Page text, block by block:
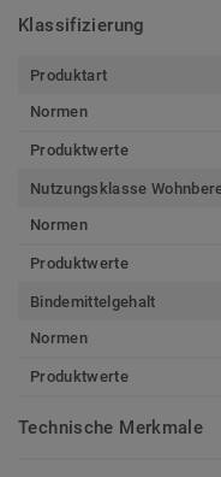
Klassifizierung
Produktart
Normen
Produktwerte
Nutzungsklasse
Normen
Produktwerte
Bindemittelgehalt
Normen
Produktwerte
Technische Merkmale